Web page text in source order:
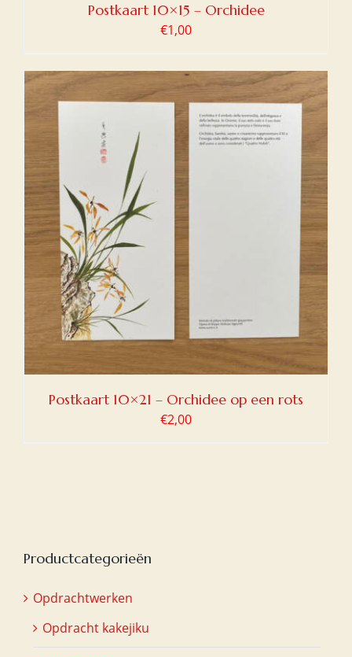
Postkaart 10×15 – Orchidee
€1,00
Postkaart 10×21 – Orchidee op een rots
€2,00
Productcategorieën
Opdrachtwerken
Opdracht kakejiku